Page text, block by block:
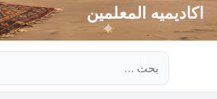
اكاديميه المعلمين